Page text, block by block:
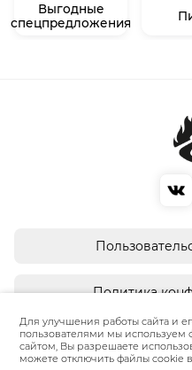
Выгодные
спецпредложения
Политика
О
Для улучшения работы сайта и
пользователями мы используем
сайтом, Вы разрешаете
можете отключить файлы cookie